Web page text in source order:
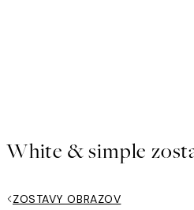
White & simple
ZOSTAVY OBRAZOV